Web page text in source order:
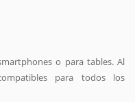
o para tables. Al
para todos los